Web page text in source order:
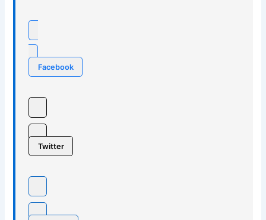
Facebook
Twitter